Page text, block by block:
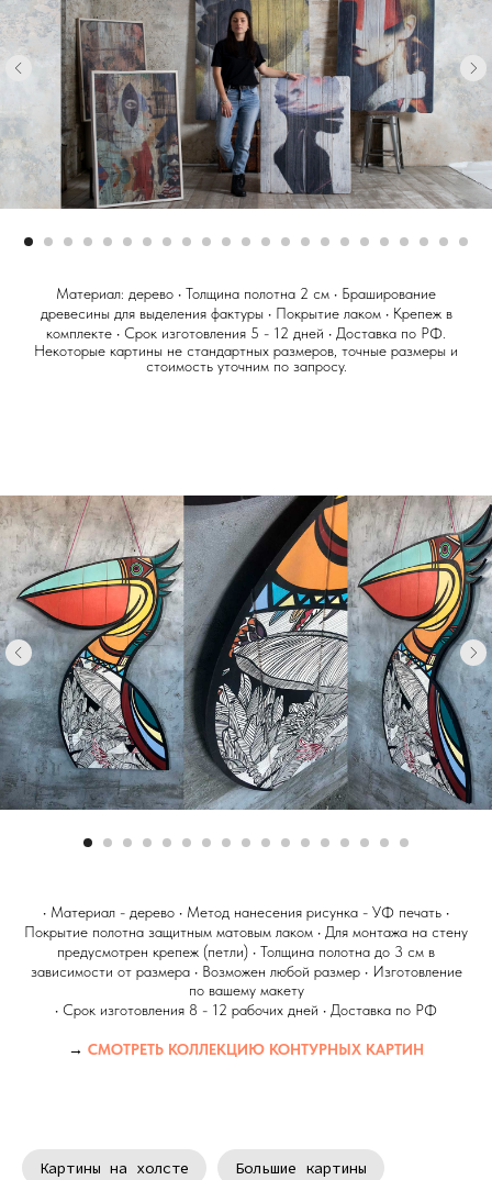
Материал: дерево • Толщина полотна 2 см • Браширование
древесины для выделения фактуры • Покрытие лаком • Крепеж в
комплекте • Срок изготовления 5 - 12 дней • Доставка по РФ.
Некоторые картины не стандартных размеров, точные размеры и
стоимость уточним по запросу.
• Материал - дерево • Метод нанесения рисунка - УФ печать •
Покрытие полотна защитным матовым лаком • Для монтажа на стену
предусмотрен крепеж (петли) • Толщина полотна до 3 см в
зависимости от размера• Возможен любой размер • Изготовление
по вашему макету
• Срок изготовления 8 - 12 рабочих дней • Доставка по РФ
→ СМОТРЕТЬ КОЛЛЕКЦИЮ КОНТУРНЫХ КАРТИН
Картины на холсте Большие картины